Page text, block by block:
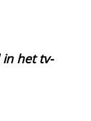
het tv-